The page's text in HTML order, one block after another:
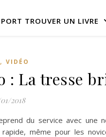
TROUVER UN LIVRE
, VIDÉO
: La tresse
2018
du service avec une
même pour les